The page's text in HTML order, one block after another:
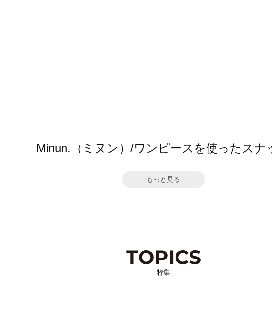
Minun.（ミヌン）/ワンピースを使ったスナ
もっと見る
特集